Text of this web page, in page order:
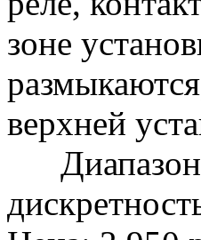
зоне
верхней
Диапазон